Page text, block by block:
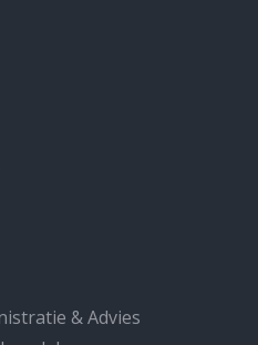
& Advies